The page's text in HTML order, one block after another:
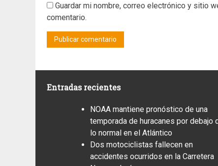
Guardar mi nombre, correo electrónico y sitio
comentario.
Entradas recientes
NOAA mantiene pronóstico de una
temporada de huracanes por debajo
lo normal en el Atlántico
Dos motociclistas fallecen en
accidentes ocurridos en la Carretera